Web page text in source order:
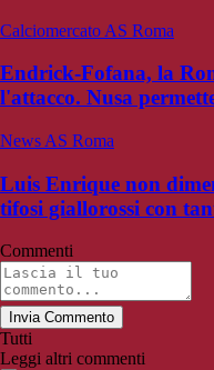
Calciomercato AS Roma
Endrick-Fofana, la
l'attacco. Nusa
News AS Roma
Luis Enrique non
tifosi giallorossi con
Commenti
Invia Commento
Tutti
Leggi altri commenti